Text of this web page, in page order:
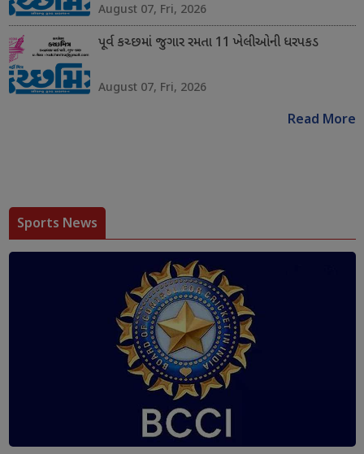
August 07, Fri, 2026
પૂર્વ કચ્છમાં જુગાર રમતા 11 ખેલીઓની ધરપકડ
August 07, Fri, 2026
Read More
Sports News